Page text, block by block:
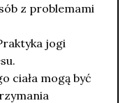
z problemami
jogi
ciała mogą być